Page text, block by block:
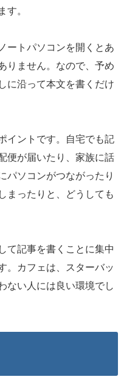
す。
ートパソコンを開くとあ
りません。なので、予め
に沿って本文を書くだけ
イントです。自宅でも記
便が届いたり、家族に話
パソコンがつながったり
まったりと、どうしても
て記事を書くことに集中
。カフェは、スターバッ
ない人には良い環境でし